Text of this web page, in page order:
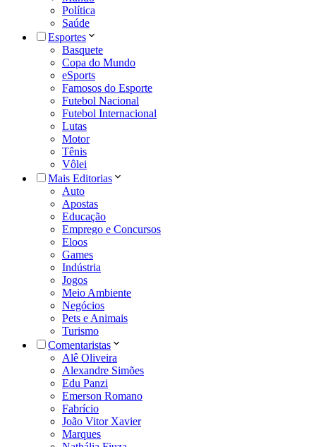
Política
Saúde
Esportes
Basquete
Copa do Mundo
eSports
Famosos do Esporte
Futebol Nacional
Futebol Internacional
Lutas
Motor
Tênis
Vôlei
Mais Editorias
Auto
Apostas
Educação
Emprego e Concursos
Eloos
Games
Indústria
Jogos
Meio Ambiente
Negócios
Pets e Animais
Turismo
Comentaristas
Alê Oliveira
Alexandre Simões
Edu Panzi
Emerson Romano
Fabrício
João Vitor Xavier
Marques